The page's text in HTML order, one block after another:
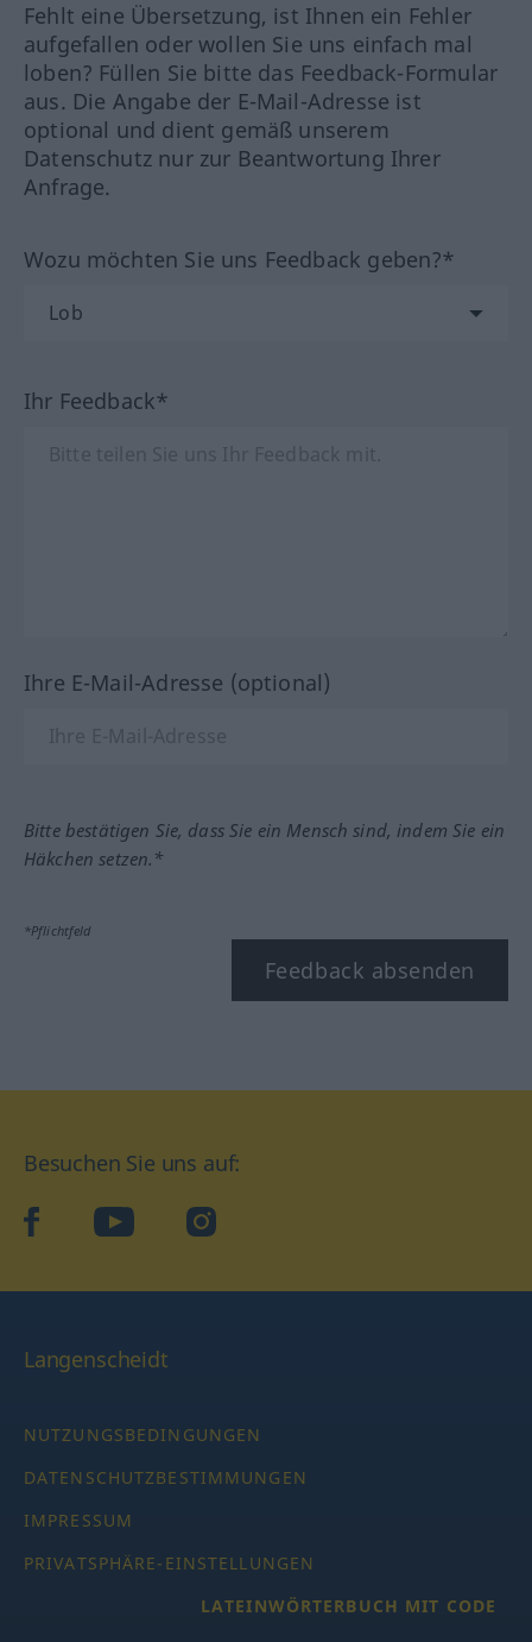
Fehlt eine Übersetzung, ist Ihnen ein Fehler
aufgefallen oder wollen Sie uns einfach mal
loben? Füllen Sie bitte das Feedback-Formular
aus. Die Angabe der E-Mail-Adresse ist
optional und dient gemäß unserem
Datenschutz nur zur Beantwortung Ihrer
Anfrage.
Wozu möchten Sie uns Feedback geben?*
Ihr Feedback*
Ihre E-Mail-Adresse (optional)
Bitte bestätigen Sie, dass Sie ein Mensch sind, indem Sie ein
Häkchen setzen.*
*Pflichtfeld
Feedback absenden
Besuchen Sie uns auf:
facebookYouTube Instagram
Langenscheidt
NUTZUNGSBEDINGUNGEN
DATENSCHUTZBESTIMMUNGEN
IMPRESSUM
PRIVATSPHÄRE-EINSTELLUNGEN
LATEINWÖRTERBUCH MIT CODE